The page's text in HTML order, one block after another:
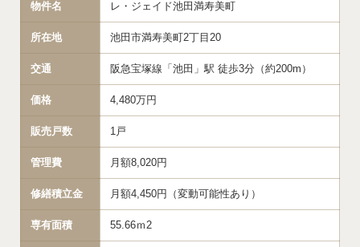
物件名 レ・ジェイド池田満寿美町
所在地 池田市満寿美町2丁目20
交通 阪急宝塚線「池田」駅 徒歩3分（約200m）
価格 4,480万円
販売戸数 1戸
管理費 月額8,020円
修繕積立金 月額4,450円（変動可能性あり）
専有面積 55.66ｍ2